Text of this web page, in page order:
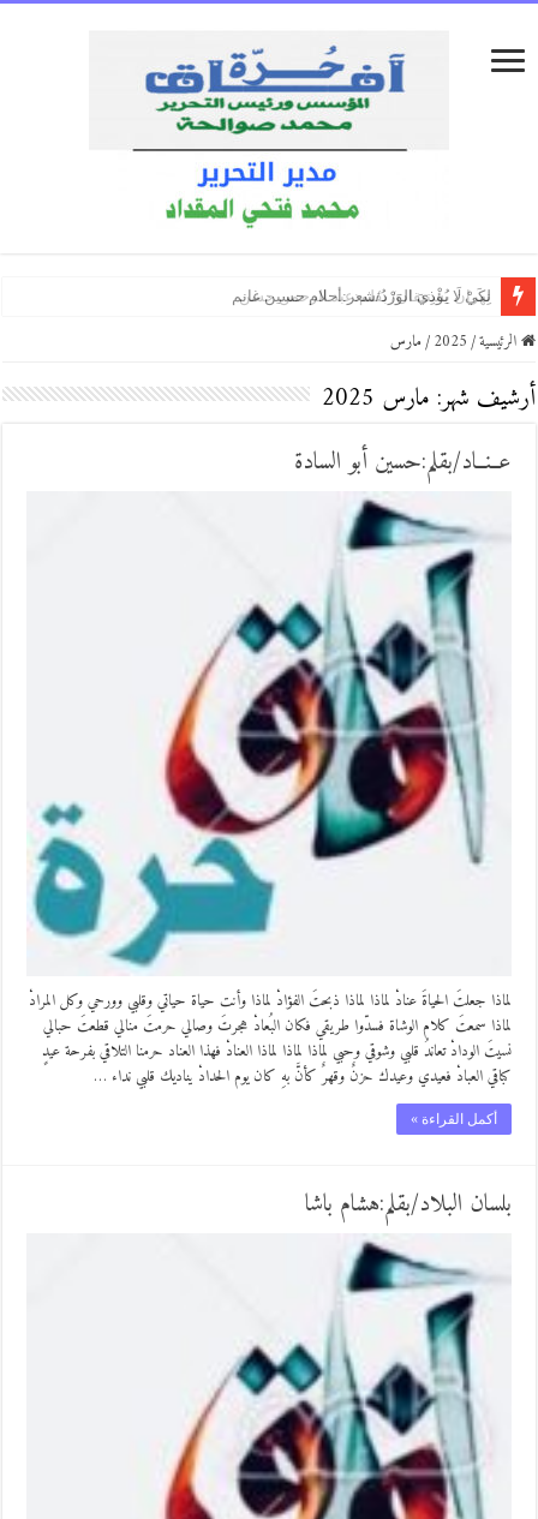
السفير التركي بالقاهرة يهنئ الجماهير بمناسبة انتقال محمد صلاح إلى
منطق الاحتلال بين إعادة الإنتاج والمقاومة: قراءة ما بعد كولونيالية في رواية
أسكب نبيذ الحرف/ بقلم:محمد عبده أفلح
الرئيسية/
2025
/مارس
أرشيف شهر: مارس 2025
عــنــاد/بقلم:حسين أبو السادة
لماذا جعلتَ الحياةَ عنادْ لماذا لماذا ذبحتَ الفؤادْ لماذا وأنت حياة حياتي وقلبي وورحي وكل المرادْ
لماذا سمعتَ كلام الوشاة فسدّوا طريقي فكان البُعادْ هجرتَ وصالي حرمتَ منالي قطعتَ حبالي
نسيتَ الودادْ تعاندُ قلبي وشوقي وحبي لماذا لماذا لماذا العنادْ فهذا العناد حرمنا التلاقي بفرحة عيدٍ
كباقي العبادْ فعيدي وعيدك حزنٌ وقهرٌ كأنَّ بهِ كان يوم الحدادْ يناديك قلبي نداء …
أكمل القراءة »
بلسان البلاد/بقلم:هشام باشا